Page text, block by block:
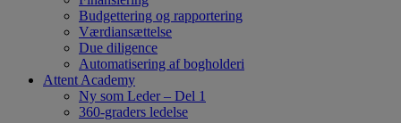
Budgettering og rapportering
Værdiansættelse
Due diligence
Automatisering af bogholderi
Attent Academy
Ny som Leder – Del 1
360-graders ledelse